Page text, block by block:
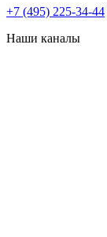
+7 (495) 225-34-44
Наши каналы